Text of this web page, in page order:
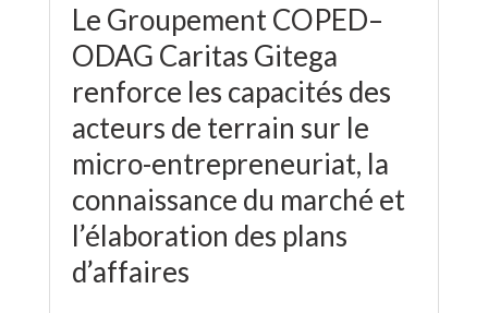
Le Groupement COPED–
ODAG Caritas Gitega
renforce les capacités des
acteurs de terrain sur le
micro-entrepreneuriat, la
connaissance du marché et
l’élaboration des plans
d’affaires